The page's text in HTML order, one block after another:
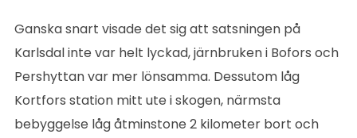
Ganska snart visade det sig att satsningen på
Karlsdal inte var helt lyckad, järnbruken i Bofors och
Pershyttan var mer lönsamma. Dessutom låg
Kortfors station mitt ute i skogen, närmsta
bebyggelse låg åtminstone 2 kilometer bort och